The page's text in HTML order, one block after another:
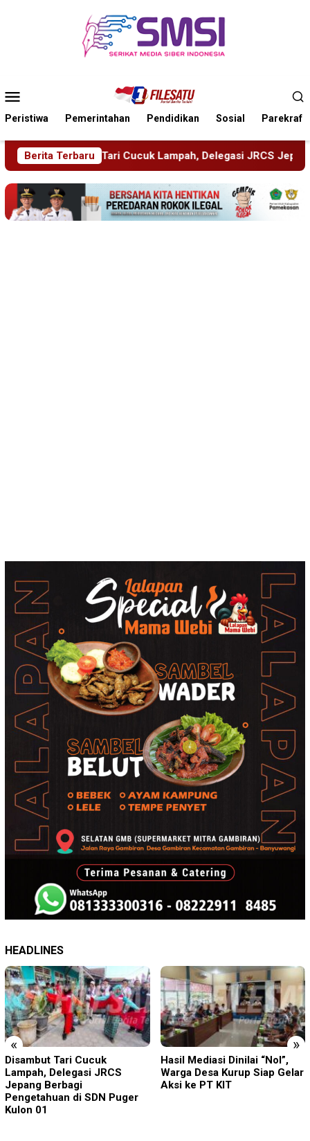
Mobile
Peristiwa Pemerintahan Pendidikan Sosial Parekraf
Berita Terbaru
Delegasi JRCS Jepang Berbagi Pengetahuan di SDN
HEADLINES
« »
Hasil Mediasi Dinilai “Nol”,
Warga Desa Kurup Siap Gelar
Aksi ke PT KIT
Pisowanan Ageng Hari Jadi
ke-702 Kabupaten Blitar,
Bupati Rijanto Tegaskan